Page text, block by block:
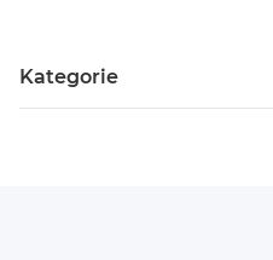
Kategorie